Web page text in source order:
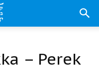
– Perek